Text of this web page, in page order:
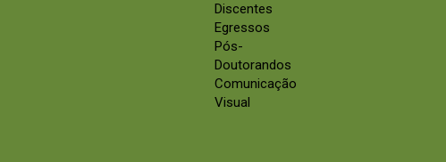
Discentes
Egressos
Pós-
Doutorandos
Comunicação
Visual